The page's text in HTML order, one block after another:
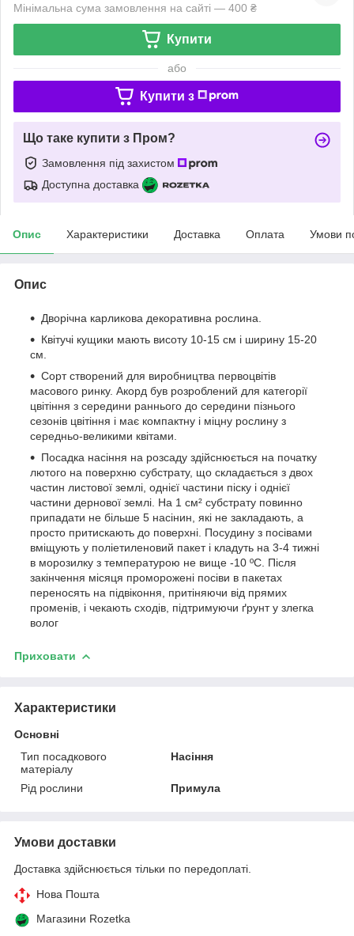
Мінімальна сума замовлення на сайті — 400 ₴
Купити
або
Купити з
Що таке купити з Пром?
Замовлення під захистом
Доступна доставка
Опис Характеристики Доставка Оплата Умови
Опис
Дворічна карликова декоративна рослина.
Квітучі кущики мають висоту 10-15 см і ширину 15-20
см.
Сорт створений для виробництва первоцвітів
масового ринку. Акорд був розроблений для категорії
цвітіння з середини раннього до середини пізнього
сезонів цвітіння і має компактну і міцну рослину з
середньо-великими квітами.
Посадка насіння на розсаду здійснюється на початку
лютого на поверхню субстрату, що складається з двох
частин листової землі, однієї частини піску і однієї
частини дернової землі. На 1 см² субстрату повинно
припадати не більше 5 насінин, які не закладають, а
просто притискають до поверхні. Посудину з посівами
вміщують у поліетиленовий пакет і кладуть на 3-4 тижні
в морозилку з температурою не вище -10 ºC. Після
закінчення місяця проморожені посіви в пакетах
переносять на підвіконня, притіняючи від прямих
променів, і чекають сходів, підтримуючи ґрунт у злегка
волог
Приховати
Характеристики
Основні
Тип посадкового
матеріалу
Насіння
Рід рослини Примула
Умови доставки
Доставка здійснюється тільки по передоплаті.
Нова Пошта
Магазини Rozetka